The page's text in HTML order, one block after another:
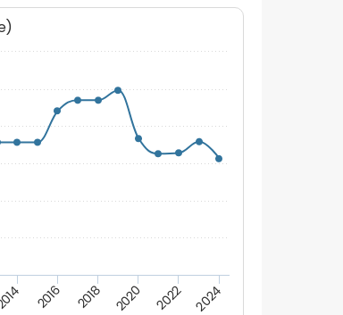
2016 2018 2020 2022 2024